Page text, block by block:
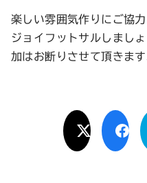
楽しい雰囲気作りにご協
ジョイフットサルしまし
加はお断りさせて頂きま